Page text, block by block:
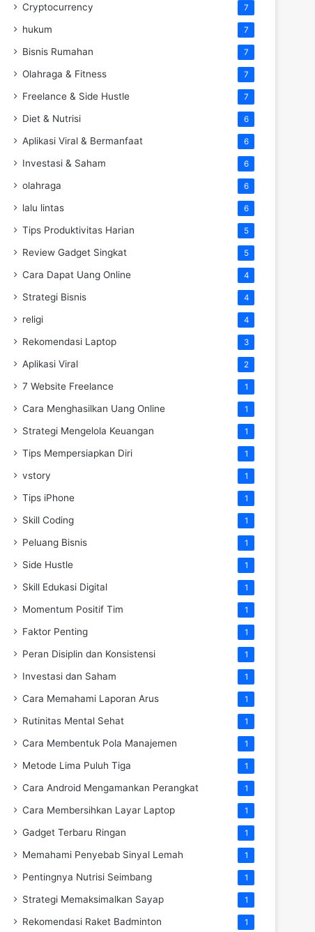
Cryptocurrency 7
hukum 7
Bisnis Rumahan 7
Olahraga & Fitness 7
Freelance & Side Hustle 7
Diet & Nutrisi 6
Aplikasi Viral & Bermanfaat 6
Investasi & Saham 6
olahraga 6
lalu lintas 6
Tips Produktivitas Harian 5
Review Gadget Singkat 5
Cara Dapat Uang Online 4
Strategi Bisnis 4
religi 4
Rekomendasi Laptop 3
Aplikasi Viral 2
7 Website Freelance 1
Cara Menghasilkan Uang Online 1
Strategi Mengelola Keuangan 1
Tips Mempersiapkan Diri 1
vstory 1
Tips iPhone 1
Skill Coding 1
Peluang Bisnis 1
Side Hustle 1
Skill Edukasi Digital 1
Momentum Positif Tim 1
Faktor Penting 1
Peran Disiplin dan Konsistensi 1
Investasi dan Saham 1
Cara Memahami Laporan Arus 1
Rutinitas Mental Sehat 1
Cara Membentuk Pola Manajemen 1
Metode Lima Puluh Tiga 1
Cara Android Mengamankan Perangkat 1
Cara Membersihkan Layar Laptop 1
Gadget Terbaru Ringan 1
Memahami Penyebab Sinyal Lemah 1
Pentingnya Nutrisi Seimbang 1
Strategi Memaksimalkan Sayap 1
Rekomendasi Raket Badminton 1